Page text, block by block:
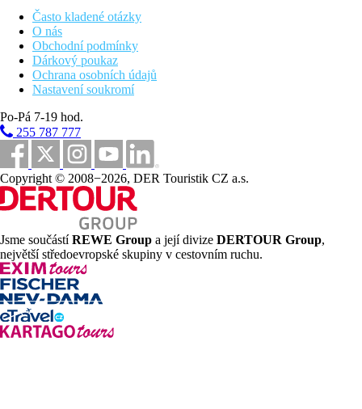
dospělé osoby.
Sportovní nabídka
Zdarma:fitness
Za poplatek:
golfové hřiště cca 3 km, fyzioterapie (rezervace nutnná).
EC/MC, VISA, Diners Club.
Handicap
Hotel disponuje několika pokoji přizpůsobenými pro
handicapované klienty.
Wellness
Za poplatek:sauny, vnitřní bazén se studenou vodou, ledová
fontána, pára, jacuzzi, masáže, turecké lázně, vnitřní bazén.
Internet
Zdarma:WiFi v celém hotelu.
Často kladené otázky
O nás
Obchodní podmínky
Dárkový poukaz
Ochrana osobních údajů
Nastavení soukromí
Po-Pá 7-19 hod.
255 787 777
Copyright © 2008−2026, DER Touristik CZ a.s.
Jsme součástíREWE Group a její divize DERTOUR Group,
největší středoevropské skupiny v cestovním ruchu.